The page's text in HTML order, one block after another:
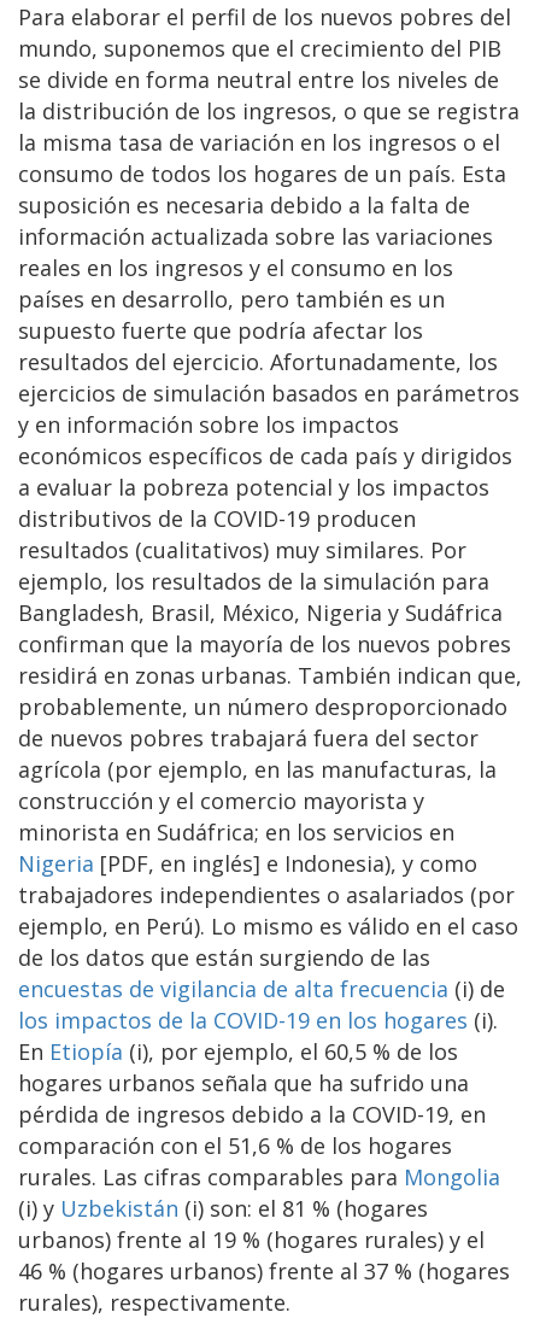
Para elaborar el perfil de los nuevos pobres del
mundo, suponemos que el crecimiento del PIB
se divide en forma neutral entre los niveles de
la distribución de los ingresos, o que se registra
la misma tasa de variación en los ingresos o el
consumo de todos los hogares de un país. Esta
suposición es necesaria debido a la falta de
información actualizada sobre las variaciones
reales en los ingresos y el consumo en los
países en desarrollo, pero también es un
supuesto fuerte que podría afectar los
resultados del ejercicio. Afortunadamente, los
ejercicios de simulación basados en parámetros
y en información sobre los impactos
económicos específicos de cada país y dirigidos
a evaluar la pobreza potencial y los impactos
distributivos de la COVID-19 producen
resultados (cualitativos) muy similares. Por
ejemplo, los resultados de la simulación para
Bangladesh, Brasil, México, Nigeria y Sudáfrica
confirman que la mayoría de los nuevos pobres
residirá en zonas urbanas. También indican que,
probablemente, un número desproporcionado
de nuevos pobres trabajará fuera del sector
agrícola (por ejemplo, en las manufacturas, la
construcción y el comercio mayorista y
minorista en Sudáfrica; en los servicios en
Nigeria [PDF, en inglés] e Indonesia), y como
trabajadores independientes o asalariados (por
ejemplo, en Perú). Lo mismo es válido en el caso
de los datos que están surgiendo de las
encuestas de vigilancia de alta frecuencia (i) de
los impactos de la COVID-19 en los hogares (i).
En Etiopía (i), por ejemplo, el 60,5 % de los
hogares urbanos señala que ha sufrido una
pérdida de ingresos debido a la COVID-19, en
comparación con el 51,6 % de los hogares
rurales. Las cifras comparables para Mongolia
(i) y Uzbekistán (i) son: el 81 % (hogares
urbanos) frente al 19 % (hogares rurales) y el
46 % (hogares urbanos) frente al 37 % (hogares
rurales), respectivamente.